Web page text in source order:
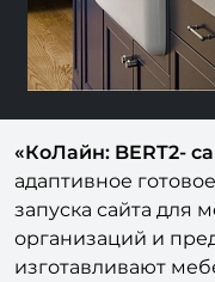
«КоЛайн: BERT2-
адаптивное
запуска сайта для
организаций и
изготавливают